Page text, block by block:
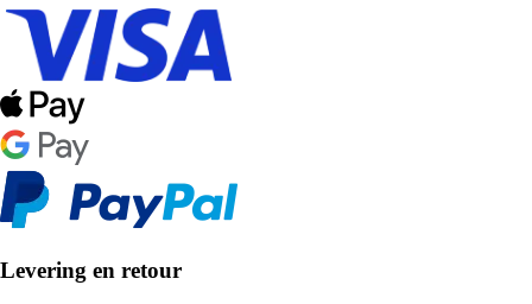
Levering en retour